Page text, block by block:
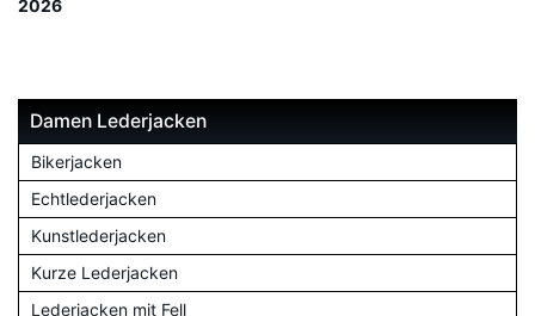
2026
Damen Lederjacken
Bikerjacken
Echtlederjacken
Kunstlederjacken
Kurze Lederjacken
Lederjacken mit Fell